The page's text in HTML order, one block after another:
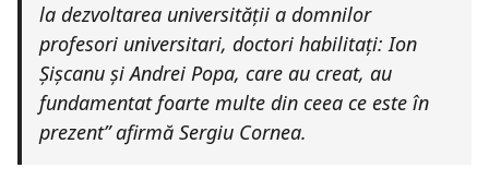
la dezvoltarea universității a domnilor
profesori universitari, doctori habilitați: Ion
Șișcanu și Andrei Popa, care au creat, au
fundamentat foarte multe din ceea ce este în
prezent” afirmă Sergiu Cornea.